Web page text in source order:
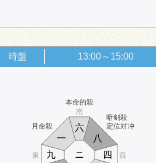
時盤 13:00～15:00
月命殺
本命的殺
暗剣殺
定位対冲
南
東 西
八
九
一
ニ
四
六